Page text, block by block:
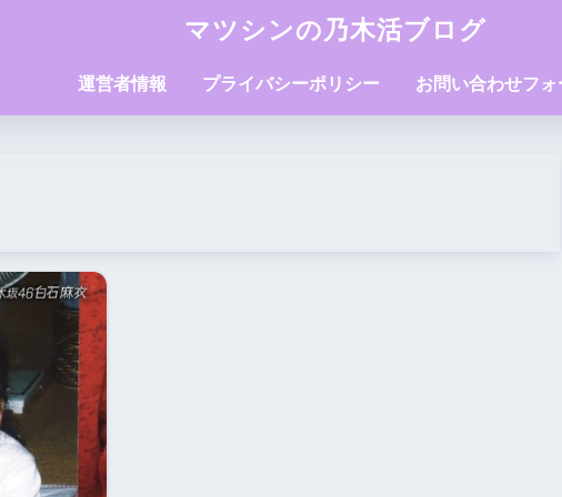
マツシンの乃木活ブログ
運営者情報 プライバシーポリシー お問い合わせフォ